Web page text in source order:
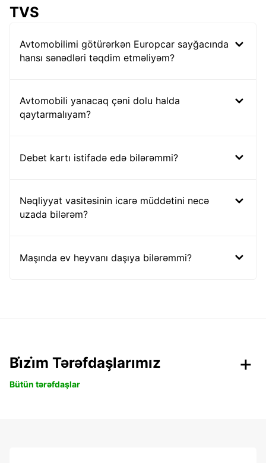
TVS
Avtomobilimi götürərkən Europcar sayğacında
hansı sənədləri təqdim etməliyəm?
Avtomobili yanacaq çəni dolu halda
qaytarmalıyam?
Debet kartı istifadə edə bilərəmmi?
Nəqliyyat vasitəsinin icarə müddətini necə
uzada bilərəm?
Maşında ev heyvanı daşıya bilərəmmi?
Bi̇zi̇m Tərəfdaşlarımız
Bütün tərəfdaşlar